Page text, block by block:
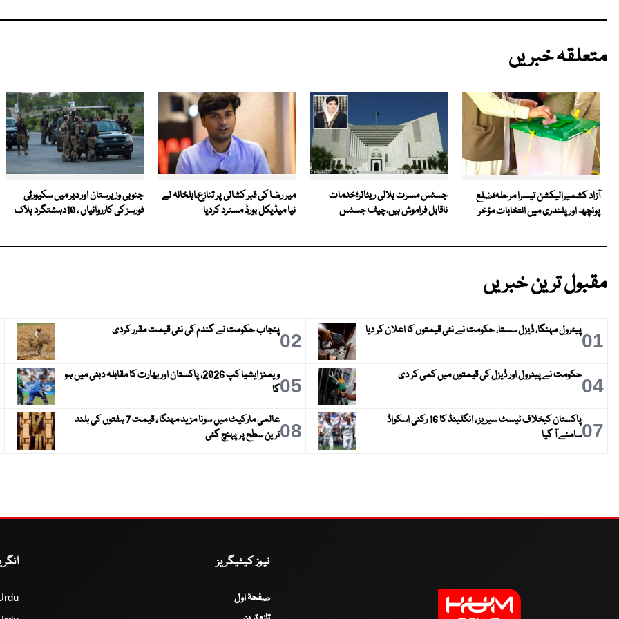
متعلقہ خبریں
آزاد کشمیرالیکشن تیسرا مرحلہ؛ضلع
پونچھ اور پلندری میں انتخابات مؤخر
جسٹس مسرت ہلالی ریٹائر؛خدمات
ناقابل فراموش ہیں،چیف جسٹس
میر رضا کی قبر کشائی پر تنازع،اہلخانہ نے
نیا میڈیکل بورڈ مسترد کردیا
جنوبی وزیرستان اور دیر میں سکیورٹی
فورسز کی کارروائیاں ، 10دہشتگرد ہلاک
مقبول ترین خبریں
01پیٹرول مہنگا، ڈیزل سستا، حکومت نے نئی قیمتوں کا اعلان کر دیا 02پنجاب حکومت نے گندم کی نئی قیمت مقرر کردی
04حکومت نے پیٹرول اور ڈیزل کی قیمتوں میں کمی کر دی 05
ویمنز ایشیا کپ 2026، پاکستان اور بھارت کا مقابلہ دبئی میں ہو
گا
07
پاکستان کیخلاف ٹیسٹ سیریز ، انگلینڈ کا 16 رکنی اسکواڈ
سامنے آ گیا
08
عالمی مارکیٹ میں سونا مزید مہنگا ، قیمت 7 ہفتوں کی بلند
ترین سطح پر پہنچ گئی
نیوز کیٹیگریز
صفحۂ اول